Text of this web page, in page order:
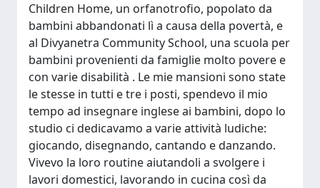
Children Home, un orfanotrofio, popolato da
bambini abbandonati lì a causa della povertà, e
al Divyanetra Community School, una scuola per
bambini provenienti da famiglie molto povere e
con varie disabilità . Le mie mansioni sono state
le stesse in tutti e tre i posti, spendevo il mio
tempo ad insegnare inglese ai bambini, dopo lo
studio ci dedicavamo a varie attività ludiche:
giocando, disegnando, cantando e danzando.
Vivevo la loro routine aiutandoli a svolgere i
lavori domestici, lavorando in cucina così da